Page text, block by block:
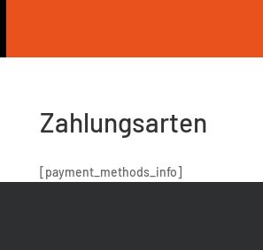
Zahlungsarten
[payment_methods_info]